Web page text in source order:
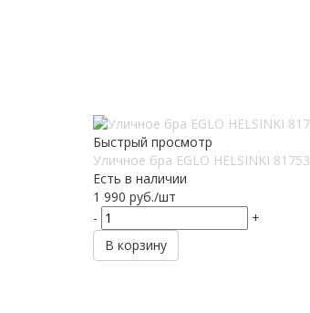
Быстрый просмотр
Уличное бра EGLO HELSINKI 81753
Есть в наличии
1 990 руб./шт
-
+
В корзину